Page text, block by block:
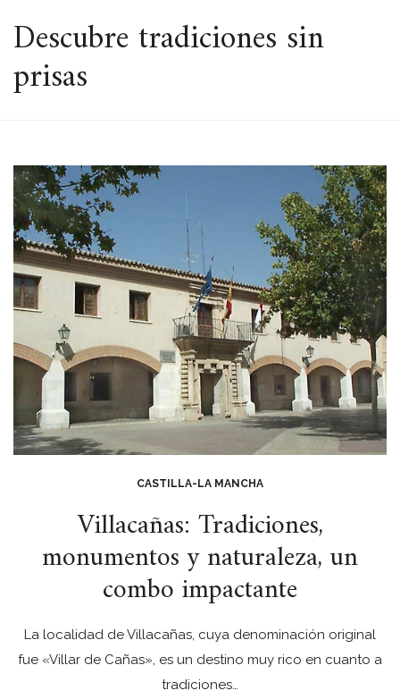
ESPACIO
Descubre tradiciones sin
prisas
CASTILLA-LA MANCHA
Villacañas: Tradiciones,
monumentos y naturaleza, un
combo impactante
La localidad de Villacañas, cuya denominación original
fue «Villar de Cañas», es un destino muy rico en cuanto a
tradiciones…